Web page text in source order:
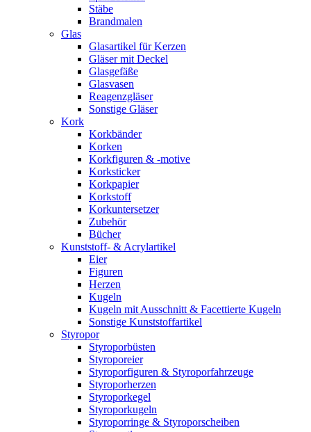
Stäbe
Brandmalen
Glas
Glasartikel für Kerzen
Gläser mit Deckel
Glasgefäße
Glasvasen
Reagenzgläser
Sonstige Gläser
Kork
Korkbänder
Korken
Korkfiguren & -motive
Korksticker
Korkpapier
Korkstoff
Korkuntersetzer
Zubehör
Bücher
Kunststoff- & Acrylartikel
Eier
Figuren
Herzen
Kugeln
Kugeln mit Ausschnitt & Facettierte Kugeln
Sonstige Kunststoffartikel
Styropor
Styroporbüsten
Styroporeier
Styroporfiguren & Styroporfahrzeuge
Styroporherzen
Styroporkegel
Styroporkugeln
Styroporringe & Styroporscheiben